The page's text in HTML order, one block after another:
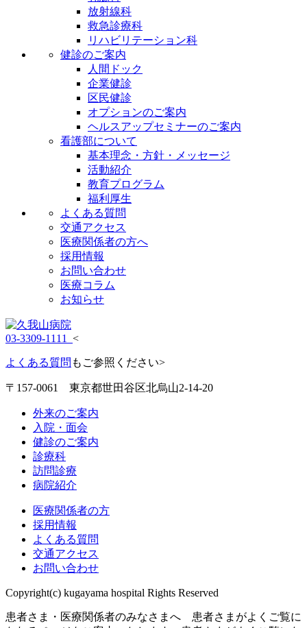
放射線科
救急診療科
リハビリテーション科
健診のご案内
人間ドック
企業健診
区民健診
オプションのご案内
ヘルスアップセミナーのご案内
看護部について
基本理念・方針・メッセージ
活動紹介
教育プログラム
福利厚生
よくある質問
交通アクセス
医療関係者の方へ
採用情報
お問い合わせ
医療コラム
お知らせ
03-3309-1111 <
よくある質問 もご参照ください>
〒157-0061 東京都世田谷区北烏山2-14-20
外来のご案内
入院・面会
健診のご案内
診療科
訪問診療
病院紹介
医療関係者の方
採用情報
よくある質問
交通アクセス
お問い合わせ
Copyright(c) kugayama hospital Rights Reserved
患者さま・医療関係者のみなさまへ 患者さまがよくご覧に